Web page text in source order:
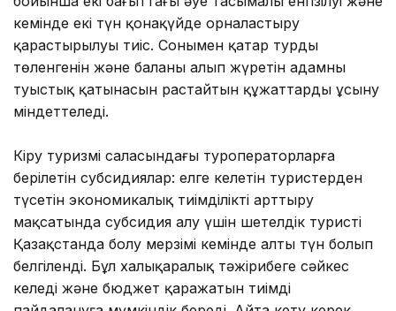
кемінде екі түн қонақүйде орналастыру
қарастырылуы тиіс. Сонымен қатар турдың
төленгенін және баланы алып жүретін адамның
туыстық қатынасын растайтын құжаттарды ұсыну
міндеттеледі.
Кіру туризмі саласындағы туроператорларға
берілетін субсидиялар: елге келетін туристерден
түсетін экономикалық тиімділікті арттыру
мақсатында субсидия алу үшін шетелдік туристің
Қазақстанда болу мерзімі кемінде алты түн болып
белгіленді. Бұл халықаралық тәжірибеге сәйкес
келеді және бюджет қаражатын тиімді